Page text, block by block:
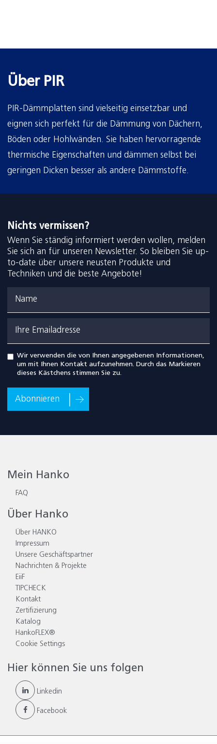
Über PIR
PIR-Dämmplatten sind vielseitig einsetzbar und
eignen sich perfekt für die Dämmung von Dächern,
Böden oder Hohlwänden. Sie haben hervorragende
thermische Eigenschaften und dämmen selbst bei
geringen Dicken besser als andere Dämmstoffe.
Nichts vermissen?
Wenn Sie ständig informiert werden wollen, melden
Sie sich an für unseren Newsletter. So bleiben Sie up-
to-date über unsere neusten Produkte und
Techniken und die beste Angebote!
Name
Ihre Emailadresse
Wir verwenden die von Ihnen angegebenen Informationen,
um mit Ihnen Kontakt aufzunehmen. Durch das Markieren
dieses Kästchens stimmen Sie zu.
Abonnieren
Mein Hanko
FAQ
Über Hanko
Über HANKO
Impressum
Unsere Geschäftspartner
Nachrichten & Projekte
EiiF
TIPCHECK
Kontakt
Zertifizierung
Katalog
HankoFLEX®
Cookie Settings
Hier können Sie uns folgen
Linkedin
Facebook